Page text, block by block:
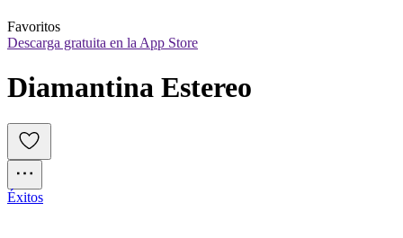
Favoritos
Descarga gratuita en la App Store
Diamantina Estereo
Éxitos